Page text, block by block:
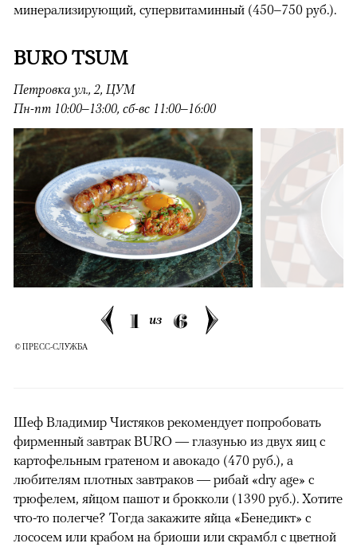
минерализирующий, супервитаминный (450–750 руб.).
BURO TSUM
Петровка ул., 2, ЦУМ
Пн-пт 10:00–13:00, сб-вс 11:00–16:00
1 из 6
© ПРЕСС-СЛУЖБА
Шеф Владимир Чистяков рекомендует попробовать
фирменный завтрак BURO — глазунью из двух яиц с
картофельным гратеном и авокадо (470 руб.), а
любителям плотных завтраков — рибай «dry age» с
трюфелем, яйцом пашот и брокколи (1390 руб.). Хотите
что-то полегче? Тогда закажите яйца «Бенедикт» с
лососем или крабом на бриоши или скрамбл с цветной